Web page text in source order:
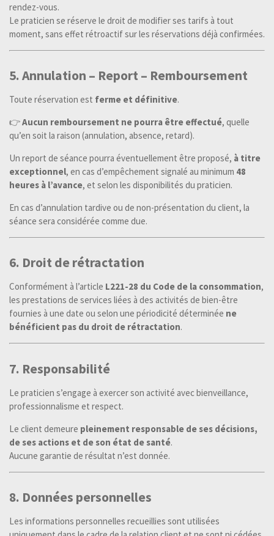
rendez-vous.
Le praticien se réserve le droit de modifier ses tarifs à tout
moment, sans effet rétroactif sur les réservations déjà confirmées.
5. Annulation – Report – Remboursement
Toute réservation est ferme et définitive.
👉Aucun remboursement ne pourra être effectué, quelle
qu’en soit la raison (annulation, absence, retard).
Un report de séance pourra éventuellement être proposé, à titre
exceptionnel, en cas d’empêchement signalé au minimum 48
heures à l’avance, et selon les disponibilités du praticien.
En cas d’annulation tardive ou de non-présentation du client, la
séance sera considérée comme due.
6. Droit de rétractation
Conformément à l’article L221-28 du Code de la consommation,
les prestations de services liées à des activités de bien-être
fournies à une date ou selon une périodicité déterminée ne
bénéficient pas du droit de rétractation.
7. Responsabilité
Le praticien s’engage à exercer son activité avec bienveillance,
professionnalisme et respect.
Le client demeure pleinement responsable de ses décisions,
de ses actions et de son état de santé.
Aucune garantie de résultat n’est donnée.
8. Données personnelles
Les informations personnelles recueillies sont utilisées